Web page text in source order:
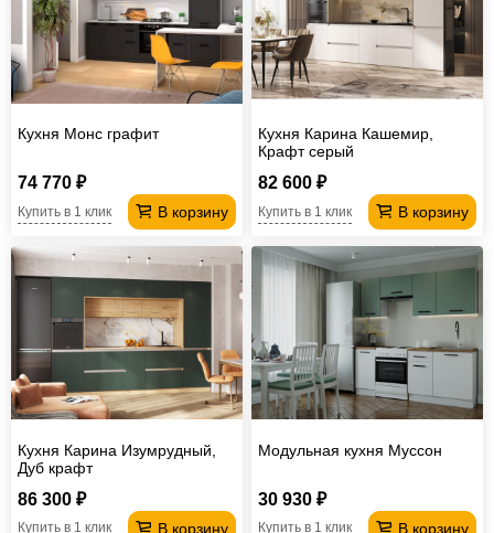
Кухня Монс графит
74 770 ₽
В корзину
Купить в 1 клик
Кухня Карина Кашемир,
Крафт серый
82 600 ₽
В корзину
Купить в 1 клик
Кухня Карина Изумрудный,
Дуб крафт
86 300 ₽
В корзину
Купить в 1 клик
Модульная кухня Муссон
30 930 ₽
В корзину
Купить в 1 клик